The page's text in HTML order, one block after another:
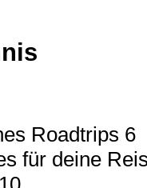
Roadtrips 6
für deine